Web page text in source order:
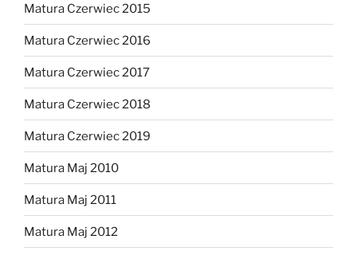
Matura Czerwiec 2015
Matura Czerwiec 2016
Matura Czerwiec 2017
Matura Czerwiec 2018
Matura Czerwiec 2019
Matura Maj 2010
Matura Maj 2011
Matura Maj 2012